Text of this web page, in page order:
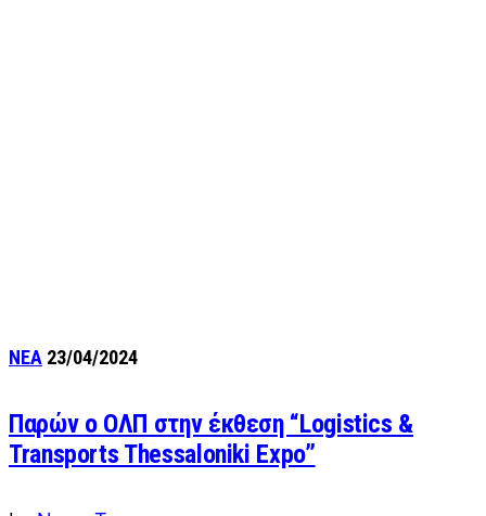
ΝΕΑ 23/04/2024
Παρών ο ΟΛΠ στην έκθεση “Logistics &
Transports Thessaloniki Expo”